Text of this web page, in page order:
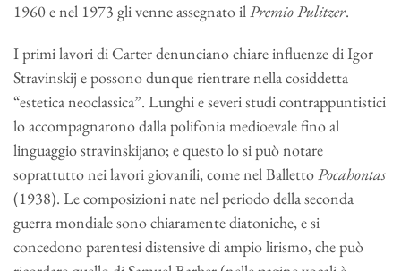
1960 e nel 1973 gli venne assegnato ilPremio Pulitzer.
I primi lavori di Carter denunciano chiare influenze di Igor
Stravinskij e possono dunque rientrare nella cosiddetta
“estetica neoclassica”. Lunghi e severi studi contrappuntistici
lo accompagnarono dalla polifonia medioevale fino al
linguaggio stravinskijano; e questo lo si può notare
soprattutto nei lavori giovanili, come nel BallettoPocahontas
(1938). Le composizioni nate nel periodo della seconda
guerra mondiale sono chiaramente diatoniche, e si
concedono parentesi distensive di ampio lirismo, che può